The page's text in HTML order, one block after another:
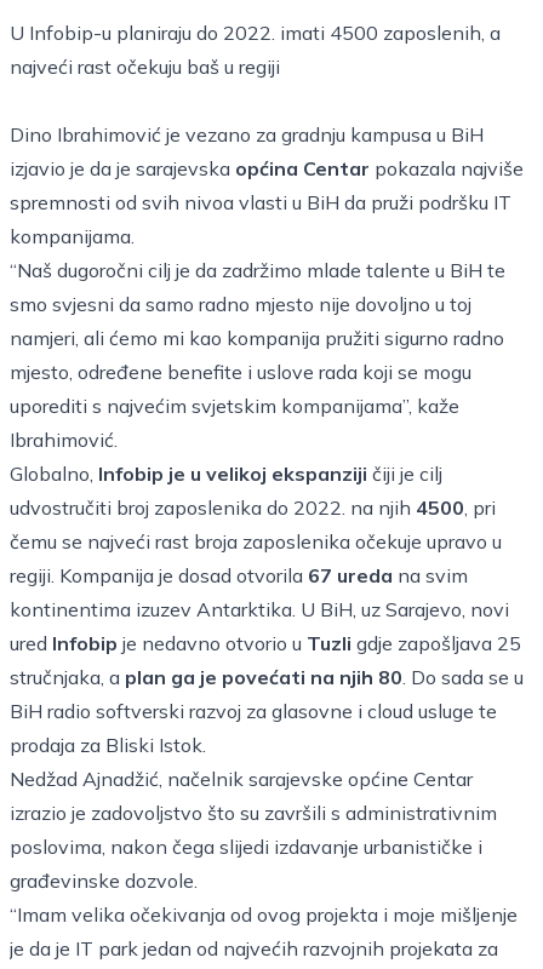
U Infobip-u planiraju do 2022. imati 4500 zaposlenih, a
najveći rast očekuju baš u regiji
Dino Ibrahimović je vezano za gradnju kampusa u BiH
izjavio je da je sarajevska općina Centar pokazala najviše
spremnosti od svih nivoa vlasti u BiH da pruži podršku IT
kompanijama.
“Naš dugoročni cilj je da zadržimo mlade talente u BiH te
smo svjesni da samo radno mjesto nije dovoljno u toj
namjeri, ali ćemo mi kao kompanija pružiti sigurno radno
mjesto, određene benefite i uslove rada koji se mogu
uporediti s najvećim svjetskim kompanijama”, kaže
Ibrahimović.
Globalno, Infobip je u velikoj ekspanziji čiji je cilj
udvostručiti broj zaposlenika do 2022. na njih 4500, pri
čemu se najveći rast broja zaposlenika očekuje upravo u
regiji. Kompanija je dosad otvorila 67 ureda na svim
kontinentima izuzev Antarktika. U BiH, uz Sarajevo, novi
ured Infobip je nedavno otvorio u Tuzli gdje zapošljava 25
stručnjaka, a plan ga je povećati na njih 80. Do sada se u
BiH radio softverski razvoj za glasovne i cloud usluge te
prodaja za Bliski Istok.
Nedžad Ajnadžić, načelnik sarajevske općine Centar
izrazio je zadovoljstvo što su završili s administrativnim
poslovima, nakon čega slijedi izdavanje urbanističke i
građevinske dozvole.
“Imam velika očekivanja od ovog projekta i moje mišljenje
je da je IT park jedan od najvećih razvojnih projekata za